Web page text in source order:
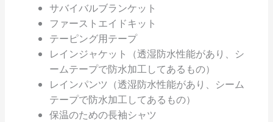
サバイバルブランケット
ファーストエイドキット
テーピング用テープ
レインジャケット（透湿防水性能があり、シ
ームテープで防水加工してあるもの）
レインパンツ（透湿防水性能があり、シーム
テープで防水加工してあるもの）
保温のための長袖シャツ